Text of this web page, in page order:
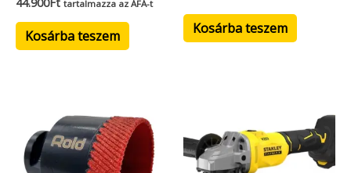
tartalmazza az ÁFÁ-t
Kosárba teszem Kosárba teszem